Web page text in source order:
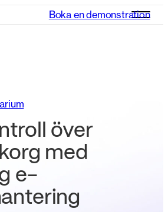
Boka en demonstration
över
med
e-